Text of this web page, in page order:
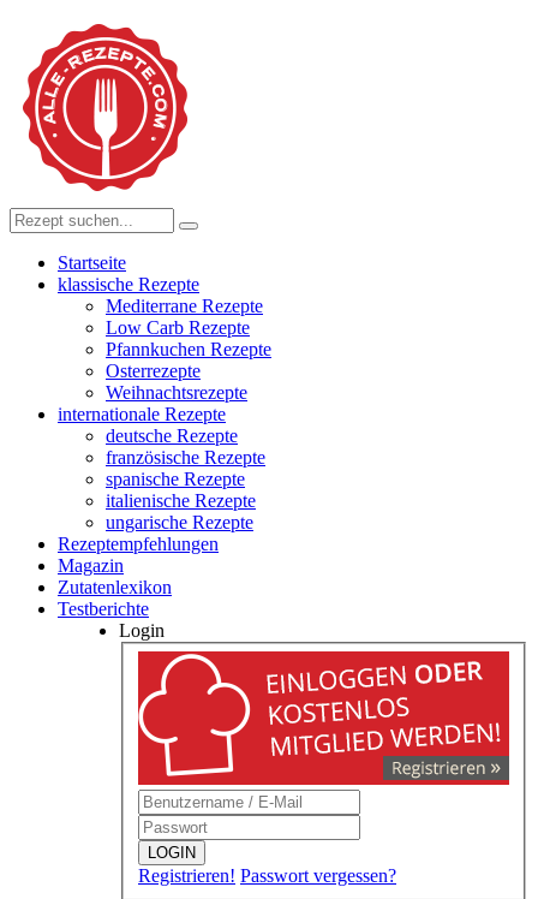
Startseite
klassische Rezepte
Mediterrane Rezepte
Low Carb Rezepte
Pfannkuchen Rezepte
Osterrezepte
Weihnachtsrezepte
internationale Rezepte
deutsche Rezepte
französische Rezepte
spanische Rezepte
italienische Rezepte
ungarische Rezepte
Rezeptempfehlungen
Magazin
Zutatenlexikon
Testberichte
Login
LOGIN
Registrieren! Passwort vergessen?